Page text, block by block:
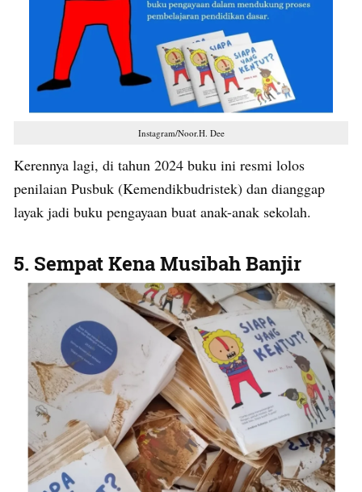
Instagram/Noor.H. Dee
Kerennya lagi, di tahun 2024 buku ini resmi lolos
penilaian Pusbuk (Kemendikbudristek) dan dianggap
layak jadi buku pengayaan buat anak-anak sekolah.
5. Sempat Kena Musibah Banjir